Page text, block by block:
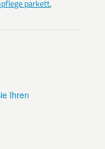
parkett,
Ihren